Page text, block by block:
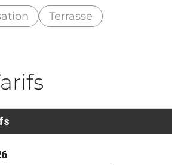
Terrasse